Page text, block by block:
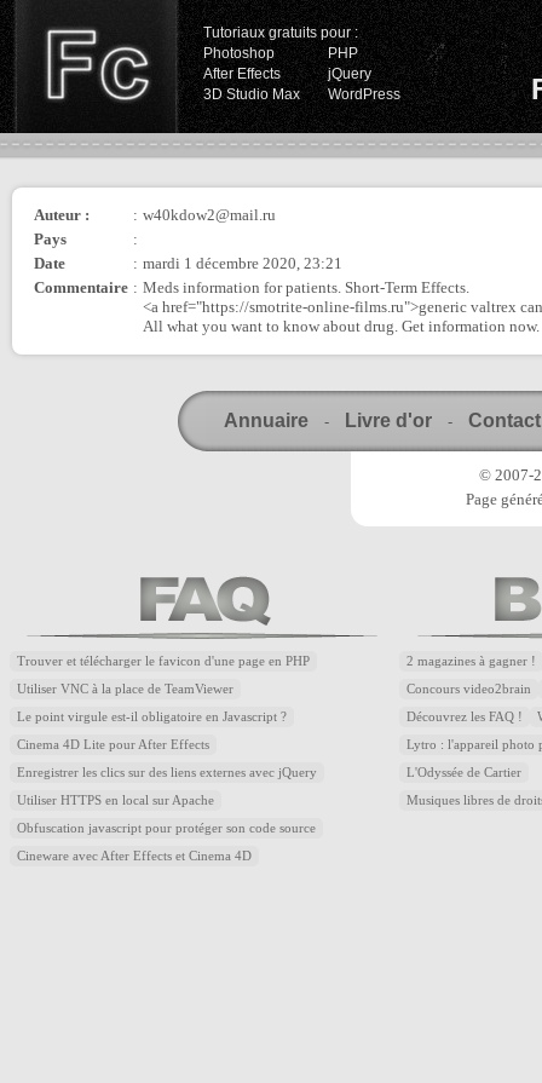
Tutoriaux gratuits pour :
Photoshop
PHP
After Effects
jQuery
3D Studio Max
WordPress
Auteur : : w40kdow2@mail.ru
Pays
:
Date
: mardi 1 décembre 2020, 23:21
Commentaire : Meds information for patients. Short-Term Effects.
<a href="https://smotrite-online-films.ru">generic valtrex
All what you want to know about drug. Get information now.
Annuaire - Livre d'or - Contact
© 2007-
Page
Trouver et télécharger le favicon d'une page en PHP
Utiliser VNC à la place de TeamViewer
Le point virgule est-il obligatoire en Javascript ?
Cinema 4D Lite pour After Effects
Enregistrer les clics sur des liens externes avec jQuery
Utiliser HTTPS en local sur Apache
Obfuscation javascript pour protéger son code source
Cineware avec After Effects et Cinema 4D
2 magazines à gagner !
Concours video2brain
Découvrez les FAQ !
Lytro : l'appareil photo
L'Odyssée de Cartier
Musiques libres de